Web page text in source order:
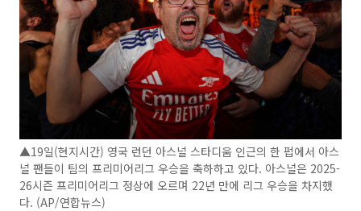
▲19일(현지시간) 영국 런던 아스널 스타디움 인근의 한 펍에서 아스
널 팬들이 팀의 프리미어리그 우승을 축하하고 있다. 아스널은 2025-
26시즌 프리미어리그 정상에 오르며 22년 만에 리그 우승을 차지했
다. (AP/연합뉴스)